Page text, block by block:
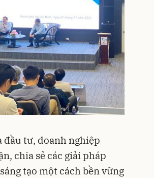
đầu tư, doanh nghiệp
chia sẻ các giải pháp
tạo một cách bền vững